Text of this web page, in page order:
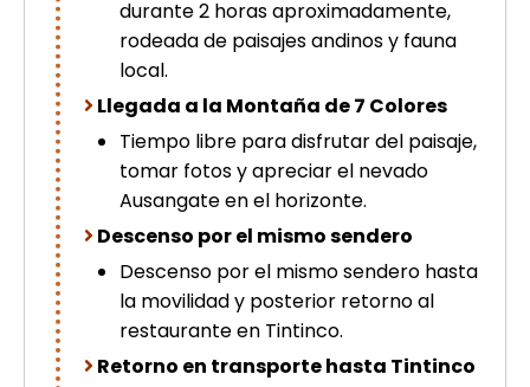
durante 2 horas aproximadamente,
rodeada de paisajes andinos y fauna
local.
Llegada a la Montaña de 7 Colores
Tiempo libre para disfrutar del paisaje,
tomar fotos y apreciar el nevado
Ausangate en el horizonte.
Descenso por el mismo sendero
Descenso por el mismo sendero hasta
la movilidad y posterior retorno al
restaurante en Tintinco.
Retorno en transporte hasta Tintinco